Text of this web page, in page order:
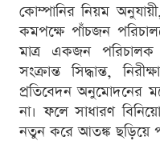
কোম্পানির নিয়ম
কমপক্ষে পাঁচজন
মাত্র একজন
সংক্রান্ত সিদ্ধান্ত,
প্রতিবেদন অনুমোদনের
না। ফলে সাধারণ
নতুন করে আতঙ্ক ছড়িয়ে